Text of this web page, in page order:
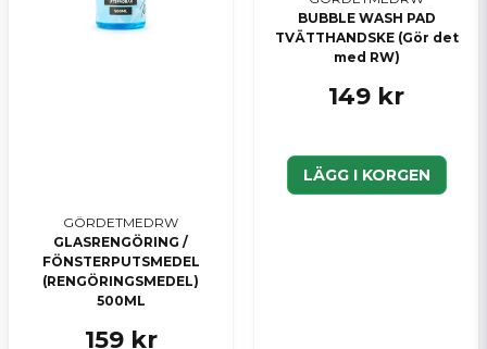
GÖRDETMEDRW
GLASRENGÖRING /
FÖNSTERPUTSMEDEL
(RENGÖRINGSMEDEL)
500ML
159 kr
BUBBLE WASH PAD
TVÄTTHANDSKE (Gör det
med RW)
149 kr
LÄGG I KORGEN